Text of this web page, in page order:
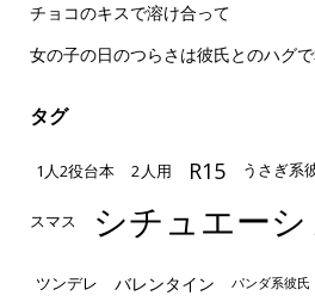
チョコのキスで溶け合って
女の子の日のつらさは彼氏とのハグ
タグ
1人2役台本 2人用 R15 うさぎ系
スマス シチュエー
ツンデレ バレンタイン パンダ系彼氏